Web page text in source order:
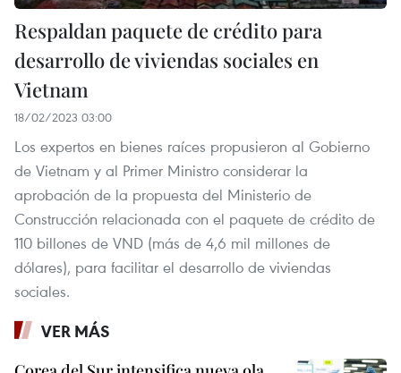
Respaldan paquete de crédito para
desarrollo de viviendas sociales en
Vietnam
18/02/2023 03:00
Los expertos en bienes raíces propusieron al Gobierno
de Vietnam y al Primer Ministro considerar la
aprobación de la propuesta del Ministerio de
Construcción relacionada con el paquete de crédito de
110 billones de VND (más de 4,6 mil millones de
dólares), para facilitar el desarrollo de viviendas
sociales.
VER MÁS